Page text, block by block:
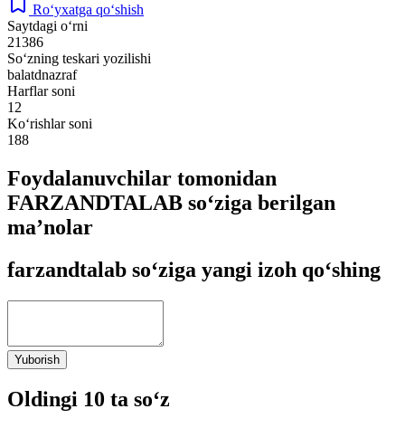
Ro‘yxatga qo‘shish
Saytdagi o‘rni
21386
So‘zning teskari yozilishi
balatdnazraf
Harflar soni
12
Ko‘rishlar soni
188
Foydalanuvchilar tomonidan
FARZANDTALAB so‘ziga berilgan
ma’nolar
farzandtalab so‘ziga yangi izoh qo‘shing
Yuborish
Oldingi 10 ta so‘z